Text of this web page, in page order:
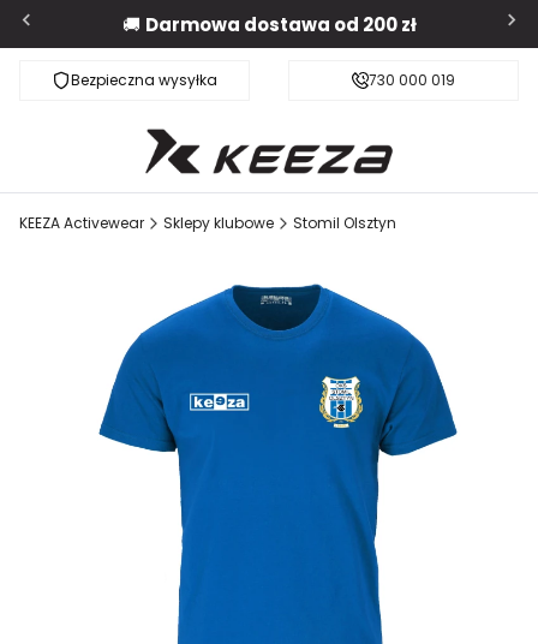
🚚 Darmowa dostawa od 200 zł
Bezpieczna wysyłka Darmowa dostawa od 200 zł
730 000 019
KEEZA Activewear Sklepy klubowe Stomil Olsztyn